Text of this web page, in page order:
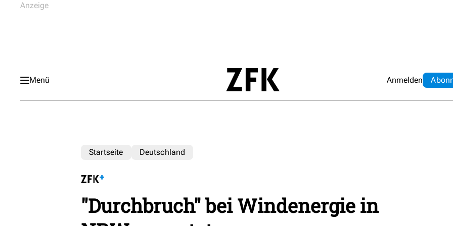
Menü Anmelden Abo
Startseite Deutschland
"Durchbruch" bei Windenergie in